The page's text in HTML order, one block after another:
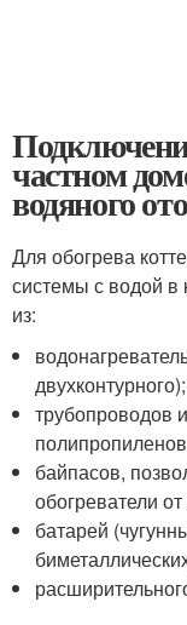
частном
водяного
Для обогрева
системы с водой в
из:
двухконтурного);
трубопроводов
байпасов,
обогреватели от
батарей